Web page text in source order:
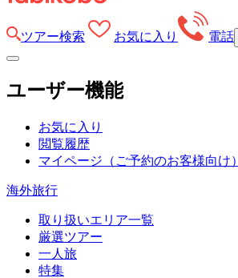
ツアー検索 お気に入り 電話
ユーザー機能
お気に入り
閲覧履歴
マイページ （ご予約のお客様向け）
海外旅行
取り扱いエリア一覧
厳選ツアー
一人旅
特集